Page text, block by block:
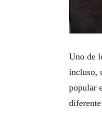
Uno de
incluso,
popular